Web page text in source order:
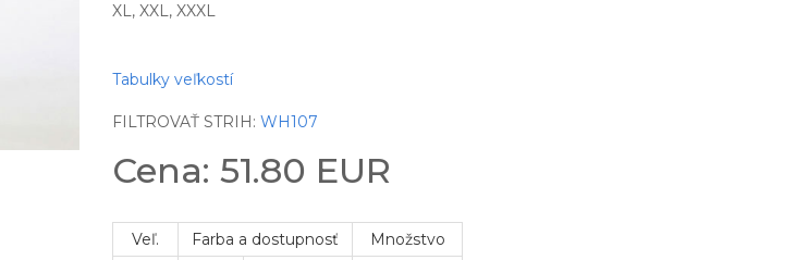
XL, XXL, XXXL
Tabulky veľkostí
FILTROVAŤ STRIH:WH107
Cena: 51.80 EUR
Veľ. Farba a dostupnosť Množstvo